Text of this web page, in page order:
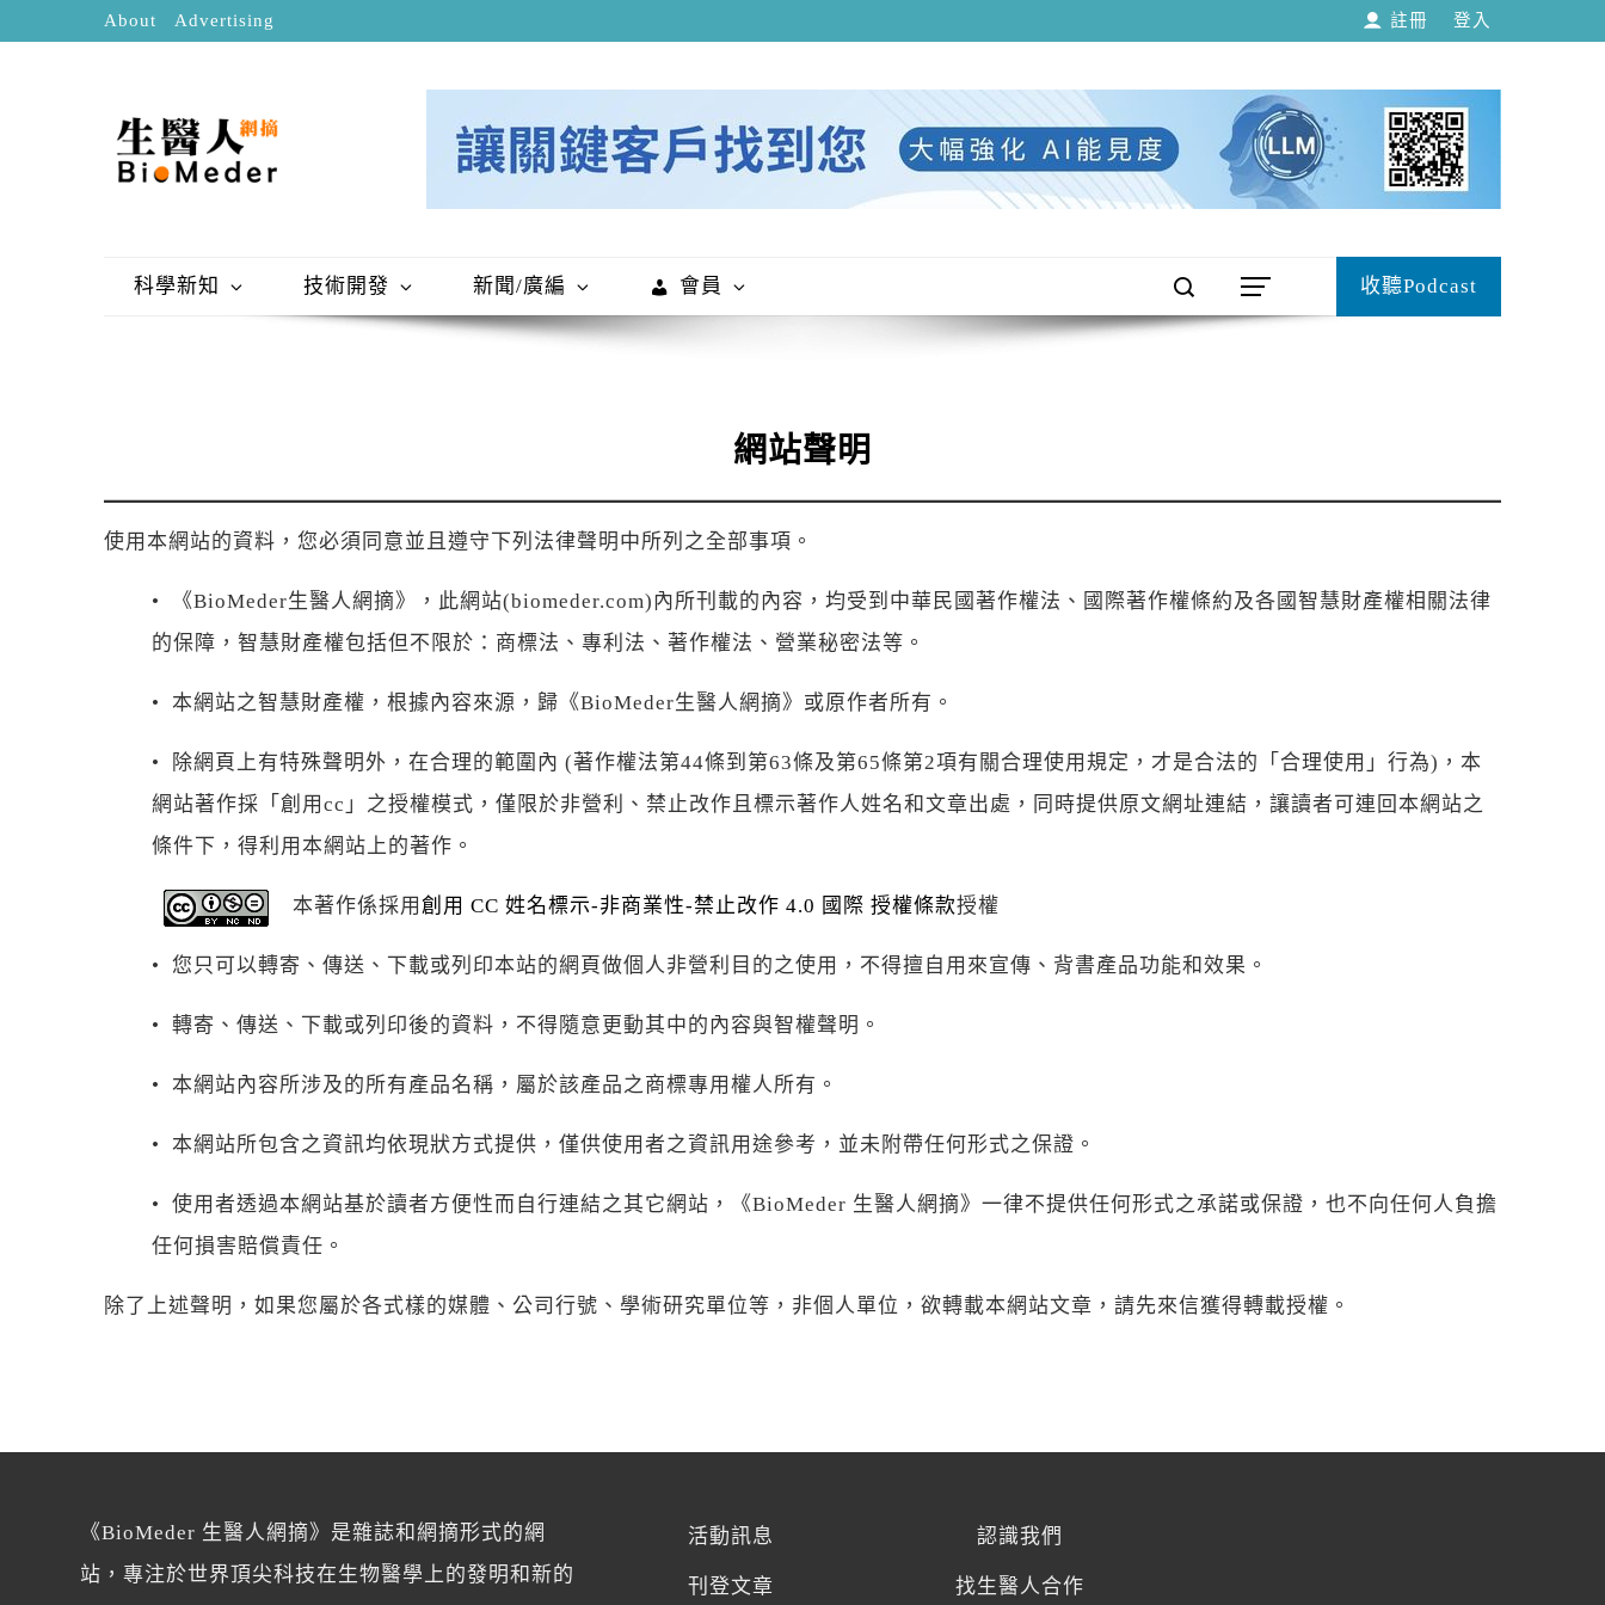
About Advertising 註冊 登入
科學新知 技術開發 新聞/廣編 會員 收聽Podcast
網站聲明
使用本網站的資料，您必須同意並且遵守下列法律聲明中所列之全部事項。
• 《BioMeder生醫人網摘》，此網站(biomeder.com)內所刊載的內容，均受到中華民國著作權法、國際著作權條約及各國智慧財產權相關法律
的保障，智慧財產權包括但不限於：商標法、專利法、著作權法、營業秘密法等。
• 本網站之智慧財產權，根據內容來源，歸《BioMeder生醫人網摘》或原作者所有。
• 除網頁上有特殊聲明外，在合理的範圍內 (著作權法第44條到第63條及第65條第2項有關合理使用規定，才是合法的「合理使用」行為)，本
網站著作採「創用cc」之授權模式，僅限於非營利、禁止改作且標示著作人姓名和文章出處，同時提供原文網址連結，讓讀者可連回本網站之
條件下，得利用本網站上的著作。
本著作係採用 創用 CC 姓名標示-非商業性-禁止改作 4.0 國際 授權條款授權
• 您只可以轉寄、傳送、下載或列印本站的網頁做個人非營利目的之使用，不得擅自用來宣傳、背書產品功能和效果。
• 轉寄、傳送、下載或列印後的資料，不得隨意更動其中的內容與智權聲明。
• 本網站內容所涉及的所有產品名稱，屬於該產品之商標專用權人所有。
• 本網站所包含之資訊均依現狀方式提供，僅供使用者之資訊用途參考，並未附帶任何形式之保證。
• 使用者透過本網站基於讀者方便性而自行連結之其它網站，《BioMeder 生醫人網摘》一律不提供任何形式之承諾或保證，也不向任何人負擔
任何損害賠償責任。
除了上述聲明，如果您屬於各式樣的媒體、公司行號、學術研究單位等，非個人單位，欲轉載本網站文章，請先來信獲得轉載授權。
《BioMeder 生醫人網摘》是雜誌和網摘形式的網
站，專注於世界頂尖科技在生物醫學上的發明和新的
活動訊息
刊登文章
認識我們
找生醫人合作